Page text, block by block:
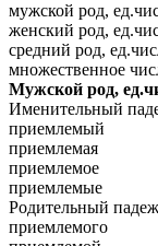
мужской род,
женский род,
средний род,
множественное
Мужской род,
Именительный
приемлемый
приемлемая
приемлемое
приемлемые
Родительный
приемлемого